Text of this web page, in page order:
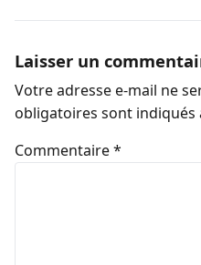
Laisser un
Votre adresse e-mail ne
obligatoires sont indiqués
Commentaire*